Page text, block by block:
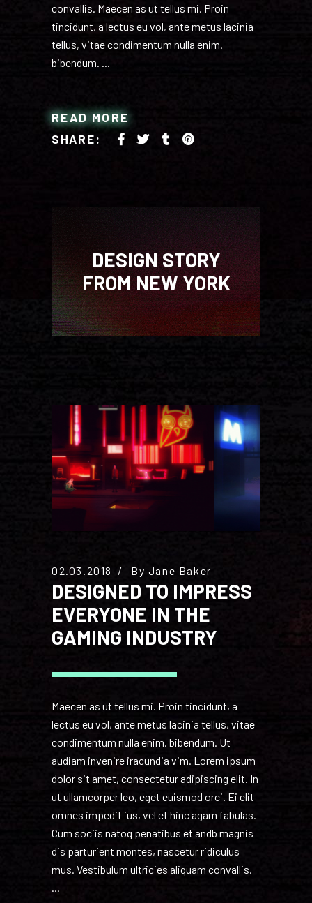
convallis. Maecen as ut tellus mi. Proin
tincidunt, a lectus eu vol, ante metus lacinia
tellus, vitae condimentum nulla enim.
bibendum.
READ MORE
SHARE:
DESIGN STORY
FROM NEW YORK
02.03.2018 By Jane Baker
DESIGNED TO IMPRESS
EVERYONE IN THE
GAMING INDUSTRY
Maecen as ut tellus mi. Proin tincidunt, a
lectus eu vol, ante metus lacinia tellus, vitae
condimentum nulla enim. bibendum. Ut
audiam invenire iracundia vim. Lorem ipsum
dolor sit amet, consectetur adipiscing elit. In
ut ullamcorper leo, eget euismod orci. Ei elit
omnes impedit ius, vel et hinc agam fabulas.
Cum sociis natoq penatibus et andb magnis
dis parturient montes, nascetur ridiculus
mus. Vestibulum ultricies aliquam convallis.